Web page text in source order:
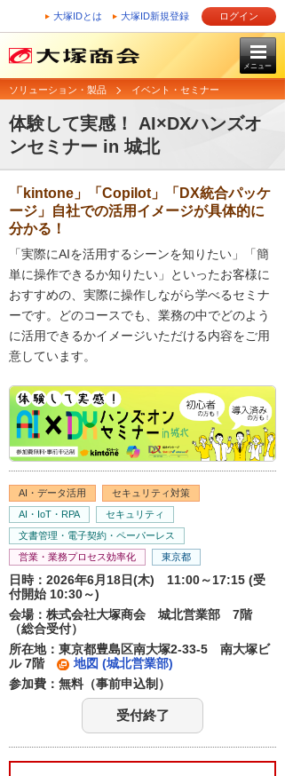
大塚IDとは 大塚ID新規登録 ログイン
メニュー
ソリューション・製品 イベント・セミナー
体験して実感！ AI×DXハンズオ
ンセミナー in 城北
「kintone」「Copilot」「DX統合パッケ
ージ」自社での活用イメージが具体的に
分かる！
「実際にAIを活用するシーンを知りたい」「簡
単に操作できるか知りたい」といったお客様に
おすすめの、実際に操作しながら学べるセミナ
ーです。どのコースでも、業務の中でどのよう
に活用できるかイメージいただける内容をご用
意しています。
AI・データ活用
セキュリティ対策
AI・IoT・RPA
セキュリティ
文書管理・電子契約・ペーパーレス
営業・業務プロセス効率化
東京都
日時：2026年6月18日(木) 11:00～17:15 (受
付開始 10:30～)
会場：株式会社大塚商会 城北営業部 7階
（総合受付）
所在地：東京都豊島区南大塚2-33-5 南大塚ビ
ル 7階
地図 (城北営業部)
参加費：無料（事前申込制）
受付終了